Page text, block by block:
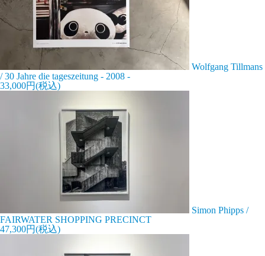
Wolfgang Tillmans
/ 30 Jahre die tageszeitung - 2008 -
33,000円(税込)
Simon Phipps /
FAIRWATER SHOPPING PRECINCT
47,300円(税込)